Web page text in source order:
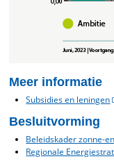
Meer informatie
Subsidies en leningen
Besluitvorming
Beleidskader zonne-
Regionale